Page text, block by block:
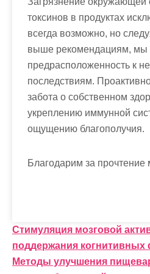
токсинов в продуктах
всегда возможно, но
выше рекомендациям, мы
предрасположенность к
последствиям.
забота о собственном
укреплению иммунной
ощущению благополучия.
Благодарим за прочтение
Н
а
Стимуляция мозговой
поддержания когнитивных
Методы улучшения